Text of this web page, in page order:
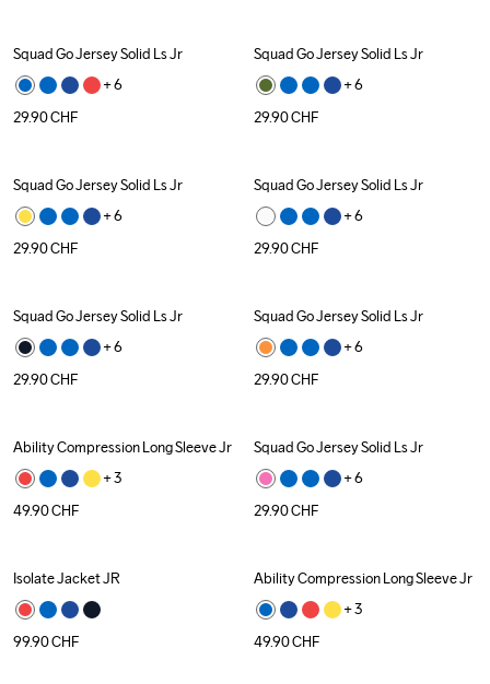
Squad Go Jersey Solid Ls Jr
+ 6
29.90CHF
Squad Go Jersey Solid Ls Jr
+ 6
29.90CHF
Squad Go Jersey Solid Ls Jr
+ 6
29.90CHF
Squad Go Jersey Solid Ls Jr
+ 6
29.90CHF
Squad Go Jersey Solid Ls Jr
+ 6
29.90CHF
Squad Go Jersey Solid Ls Jr
+ 6
29.90CHF
Ability Compression Long Sleeve Jr
+ 3
49.90CHF
Squad Go Jersey Solid Ls Jr
+ 6
29.90CHF
Isolate Jacket JR
99.90CHF
Ability Compression Long Sleeve Jr
+ 3
49.90CHF